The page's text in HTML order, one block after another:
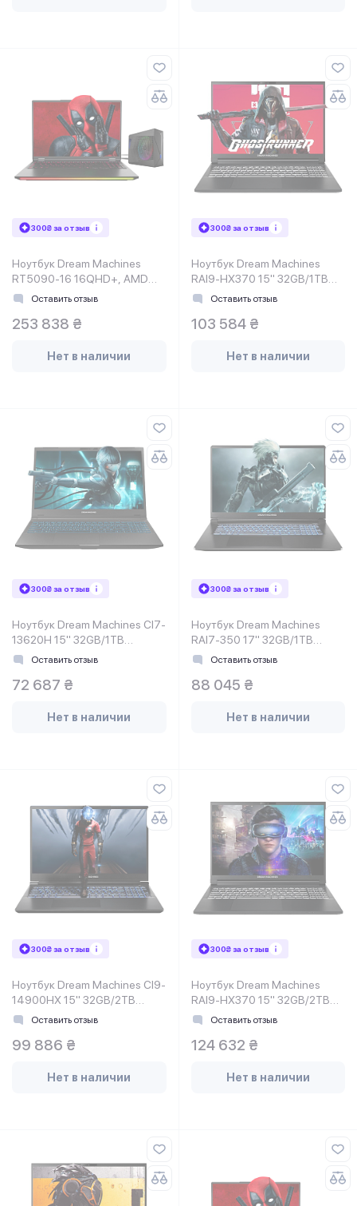
300₴ за отзыв
Ноутбук Dream Machines
RT5090-16 16QHD+, AMD
R9-9955HX3D, 32GB, F2TB,
Оставить отзыв
253 838 ₴
Нет в наличии
300₴ за отзыв
Ноутбук Dream Machines
RAI9-HX370 15" 32GB/1TB
RT5060-15UA24
Оставить отзыв
103 584 ₴
Нет в наличии
300₴ за отзыв
Ноутбук Dream Machines CI7-
13620H 15" 32GB/1TB
RG4050-15UA67
Оставить отзыв
72 687 ₴
Нет в наличии
300₴ за отзыв
Ноутбук Dream Machines
RAI7-350 17" 32GB/1TB
RT5050-17UA24
Оставить отзыв
88 045 ₴
Нет в наличии
300₴ за отзыв
Ноутбук Dream Machines CI9-
14900HX 15" 32GB/2TB
RG5060-15UA31
Оставить отзыв
99 886 ₴
Нет в наличии
300₴ за отзыв
Ноутбук Dream Machines
RAI9-HX370 15" 32GB/2TB
RT5070-15UA22
Оставить отзыв
124 632 ₴
Нет в наличии